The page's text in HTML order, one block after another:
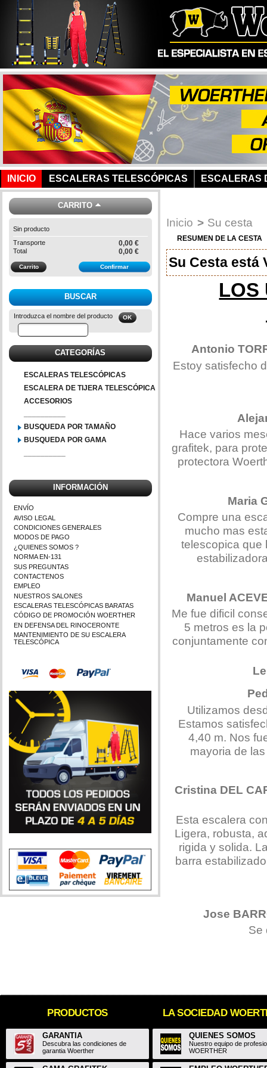
INICIO ESCALERAS TELESCÓPICAS ESCALERAS
CARRITO
Sin producto
Transporte
0,00 €
Total 0,00 €
Carrito Confirmar
BUSCAR
Introduzca el nombre del producto
CATEGORÍAS
ESCALERAS TELESCÓPICAS
ESCALERA DE TIJERA TELESCÓPICA
ACCESORIOS
BUSQUEDA POR TAMAÑO
BUSQUEDA POR GAMA
INFORMACIÓN
ENVÍO
AVISO LEGAL
CONDICIONES GENERALES
MODOS DE PAGO
¿QUIENES SOMOS ?
NORMA EN-131
SUS PREGUNTAS
CONTACTENOS
EMPLEO
NUESTROS SALONES
ESCALERAS TELESCÓPICAS BARATAS
CÓDIGO DE PROMOCIÓN WOERTHER
EN DEFENSA DEL RINOCERONTE
MANTENIMIENTO DE SU ESCALERA
TELESCÓPICA
Inicio > Su cesta
RESUMEN DE LA CESTA
Su Cesta está
LOS
Antonio
Estoy satisfecho
Hace varios
grafitek, para
protectora
Maria
Compre una
mucho mas
telescopica que
Manuel
Me fue dificil
5 metros es la
conjuntamente
Utilizamos
Estamos
4,40 m. Nos
mayoria de
Cristina DEL
Esta escalera
Ligera, robusta,
rigida y solida.
barra
Jose
Se
PRODUCTOS
GARANTIA
Descubra las condiciones de
garantia Woerther
LA SOCIEDAD
QUIENES SOMOS
Nuestro equipo de
WOERTHER